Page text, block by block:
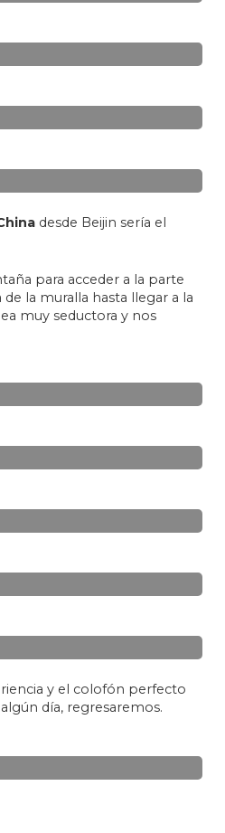
desde Beijin sería el
para acceder a la parte
la muralla hasta llegar a la
muy seductora y nos
y el colofón perfecto
día, regresaremos.